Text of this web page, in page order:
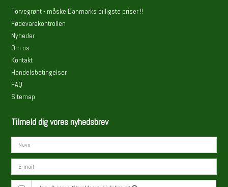
Torvegrønt - måske Danmarks billigste priser !!
Fødevarekontrollen
Nyheder
Om os
Kontakt
Handelsbetingelser
FAQ
Sitemap
Tilmeld dig vores nyhedsbrev